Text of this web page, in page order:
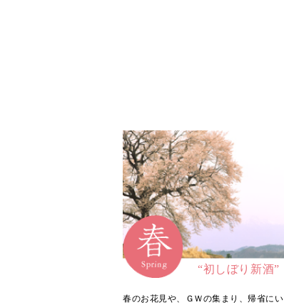
“初しぼり新酒”
春のお花見や、ＧＷの集まり、帰省にい